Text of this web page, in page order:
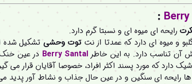
:
رایحه ای میوه ای و نسبتا گرم دارد.
و میوه ای دارد که عمدتا از نت توت وحشی تشکیل شده
آن تناسب دارد. به این خاطر
Berry Santal
در عین خنک
دارد که مورد پسند اکثر افراد، خصوصا آقایان قرار می
رایحه ای سنگین و در عین حال جذاب و نشاط آور پدید